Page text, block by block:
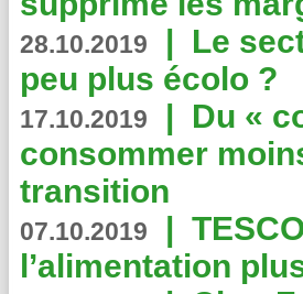
28.10.2019 | Le
peu plus écolo ?
17.10.2019 | Du «
consommer
transition
07.10.2019 |
l’alimentation